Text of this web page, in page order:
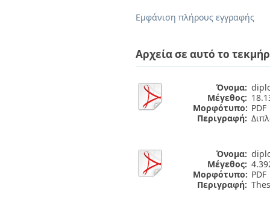
Εμφάνιση πλήρους εγγραφής
Αρχεία σε αυτό το
Όνομα:
Μέγεθος:
Μορφότυπο: PDF
Περιγραφή:
Όνομα:
Μέγεθος:
Μορφότυπο: PDF
Περιγραφή: